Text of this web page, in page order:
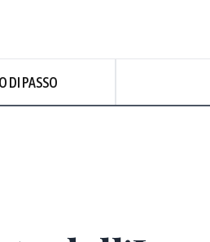
DI PASSO
Nuvoloso